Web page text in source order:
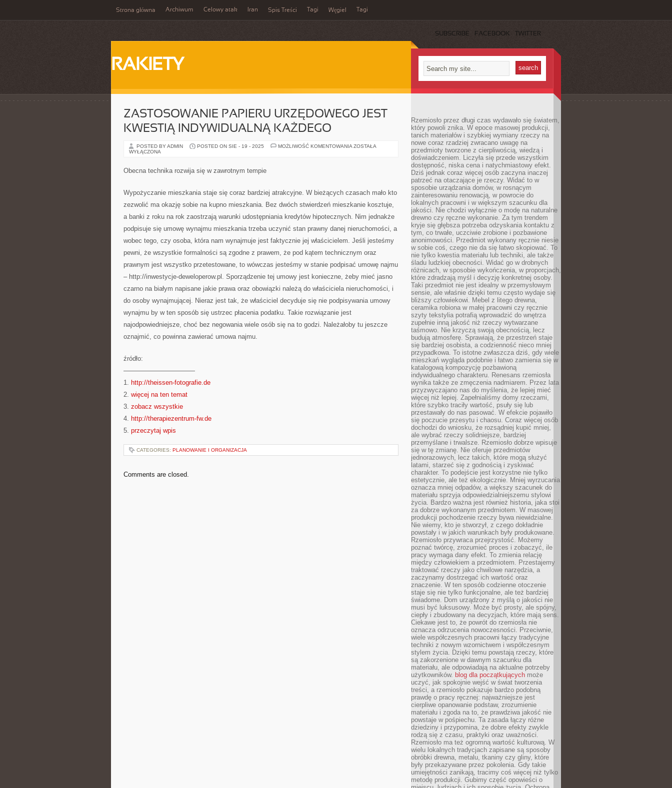
Strona główna Archiwum Celowy atak Iran Spis Treści Tagi Węgiel Tagi
SUBSCRIBE FACEBOOK TWITTER
RAKIETY
ZASTOSOWANIE PAPIERU URZĘDOWEGO JEST
KWESTIĄ INDYWIDUALNĄ KAŻDEGO
POSTED BY ADMIN POSTED ON SIE - 19 - 2025 MOŻLIWOŚĆ KOMENTOWANIA ZASTOSOWANIE
ZOSTAŁA
WYŁĄCZONA
Obecna technika rozwija się w zawrotnym tempie
Wypożyczanie mieszkania staje się coraz bardziej atrakcyjne. W bieżących czasach mało kto
zezwolić ma okazję sobie na kupno mieszkania. Bez dwóch stwierdzeń mieszkanie kosztuje,
a banki z roku na rok zaostrzają warunki udostępniania kredytów hipotecznych. Nim jednakże
podpisuje się umowę wynajmu mieszkania trzeba uczynić stan prawny danej nieruchomości, a
wobec tego, czy osoba, która nam wynajmuje jest faktycznie jej właścicielem. Jeśli jesteśmy
pewni, że wszystkie formalności są zgodne z prawem, że pod kątem technicznym oraz
prawnym jest wszystko przetestowane, to wówczas jesteśmy w stanie podpisać umowę najmu
– http://inwestycje-deweloperow.pl. Sporządzenie tej umowy jest konieczne, żeby mieć jasno
czarno na białym napisane jakie prawa oraz obowiązki należą do właściciela nieruchomości, i
do osoby wynajmującej. Nieraz jest tak, że właściciel decyduje się nie podpisywania umowy
wynajmu by w ten sposób się ustrzec płacenia podatku. Takie rozwiązanie jest
najodpowiedniejsze, choć bez negowania wiele osób się na to godzi. Należałoby tu jeszcze
oznajmić, co powinna zawierać umowa najmu.
źródło:
———————————
1. http://theissen-fotografie.de
2. więcej na ten temat
3. zobacz wszystkie
4. http://therapiezentrum-fw.de
5. przeczytaj wpis
CATEGORIES: PLANOWANIE I ORGANIZACJA
Comments are closed.
Rzemiosło przez długi czas wydawało się światem,
który powoli znika. W epoce masowej produkcji,
tanich materiałów i szybkiej wymiany rzeczy na
nowe coraz rzadziej zwracano uwagę na
przedmioty tworzone z cierpliwością, wiedzą i
doświadczeniem. Liczyła się przede wszystkim
dostępność, niska cena i natychmiastowy efekt.
Dziś jednak coraz więcej osób zaczyna inaczej
patrzeć na otaczające je rzeczy. Widać to w
sposobie urządzania domów, w rosnącym
zainteresowaniu renowacją, w powrocie do
lokalnych pracowni i w większym szacunku dla
jakości. Nie chodzi wyłącznie o modę na naturalne
drewno czy ręczne wykonanie. Za tym trendem
kryje się głębsza potrzeba odzyskania kontaktu z
tym, co trwałe, uczciwie zrobione i pozbawione
anonimowości. Przedmiot wykonany ręcznie niesie
w sobie coś, czego nie da się łatwo skopiować. To
nie tylko kwestia materiału lub techniki, ale także
śladu ludzkiej obecności. Widać go w drobnych
różnicach, w sposobie wykończenia, w proporcjach,
które zdradzają myśl i decyzję konkretnej osoby.
Taki przedmiot nie jest idealny w przemysłowym
sensie, ale właśnie dzięki temu często wydaje się
bliższy człowiekowi. Mebel z litego drewna,
ceramika robiona w małej pracowni czy ręcznie
szyty tekstylia potrafią wprowadzić do wnętrza
zupełnie inną jakość niż rzeczy wytwarzane
taśmowo. Nie krzyczą swoją obecnością, lecz
budują atmosferę. Sprawiają, że przestrzeń staje
się bardziej osobista, a codzienność nieco mniej
przypadkowa. To istotne zwłaszcza dziś, gdy wiele
mieszkań wygląda podobnie i łatwo zamienia się w
katalogową kompozycję pozbawioną
indywidualnego charakteru. Renesans rzemiosła
wynika także ze zmęczenia nadmiarem. Przez lata
przyzwyczajano nas do myślenia, że lepiej mieć
więcej niż lepiej. Zapełnialiśmy domy rzeczami,
które szybko traciły wartość, psuły się lub
przestawały do nas pasować. W efekcie pojawiło
się poczucie przesytu i chaosu. Coraz więcej osób
dochodzi do wniosku, że rozsądniej kupić mniej,
ale wybrać rzeczy solidniejsze, bardziej
przemyślane i trwalsze. Rzemiosło dobrze wpisuje
się w tę zmianę. Nie oferuje przedmiotów
jednorazowych, lecz takich, które mogą służyć
latami, starzeć się z godnością i zyskiwać
charakter. To podejście jest korzystne nie tylko
estetycznie, ale też ekologicznie. Mniej wyrzucania
oznacza mniej odpadów, a większy szacunek do
materiału sprzyja odpowiedzialniejszemu stylowi
życia. Bardzo ważna jest również historia, jaka stoi
za dobrze wykonanym przedmiotem. W masowej
produkcji pochodzenie rzeczy bywa niewidzialne.
Nie wiemy, kto je stworzył, z czego dokładnie
powstały i w jakich warunkach były produkowane.
Rzemiosło przywraca przejrzystość. Możemy
poznać twórcę, zrozumieć proces i zobaczyć, ile
pracy wymaga dany efekt. To zmienia relację
między człowiekiem a przedmiotem. Przestajemy
traktować rzeczy jako chwilowe narzędzia, a
zaczynamy dostrzegać ich wartość oraz
znaczenie. W ten sposób codzienne otoczenie
staje się nie tylko funkcjonalne, ale też bardziej
świadome. Dom urządzony z myślą o jakości nie
musi być luksusowy. Może być prosty, ale spójny,
ciepły i zbudowany na decyzjach, które mają sens.
Ciekawe jest to, że powrót do rzemiosła nie
oznacza odrzucenia nowoczesności. Przeciwnie,
wiele współczesnych pracowni łączy tradycyjne
techniki z nowym wzornictwem i współczesnym
stylem życia. Dzięki temu powstają rzeczy, które
są zakorzenione w dawnym szacunku dla
materiału, ale odpowiadają na aktualne potrzeby
użytkowników. blog dla początkujących może
uczyć, jak spokojnie wejść w świat tworzenia
treści, a rzemiosło pokazuje bardzo podobną
prawdę o pracy ręcznej: najważniejsze jest
cierpliwe opanowanie podstaw, zrozumienie
materiału i zgoda na to, że prawdziwa jakość nie
powstaje w pośpiechu. Ta zasada łączy różne
dziedziny i przypomina, że dobre efekty zwykle
rodzą się z czasu, praktyki oraz uważności.
Rzemiosło ma też ogromną wartość kulturową. W
wielu lokalnych tradycjach zapisane są sposoby
obróbki drewna, metalu, tkaniny czy gliny, które
były przekazywane przez pokolenia. Gdy takie
umiejętności zanikają, tracimy coś więcej niż tylko
metodę produkcji. Gubimy część opowieści o